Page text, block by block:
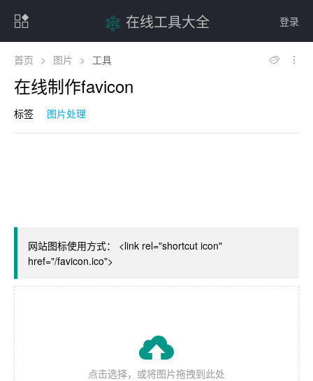
登录
在线工具大全
首页 > 图片 > 工具
在线制作favicon
标签 图片处理
网站图标使用方式：
<link rel="shortcut icon"
href="/favicon.ico">

点击选择，或将图片拖拽到此处